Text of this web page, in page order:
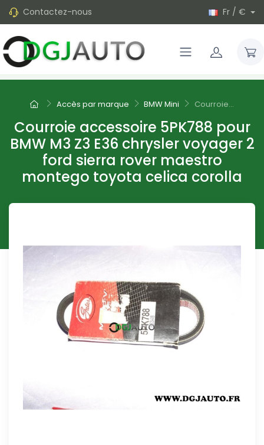
Contactez-nous Fr / €
Accès par marque BMW Mini Courroie...
Courroie accessoire 5PK788 pour
BMW M3 Z3 E36 chrysler voyager 2
ford sierra rover maestro
montego toyota celica corolla